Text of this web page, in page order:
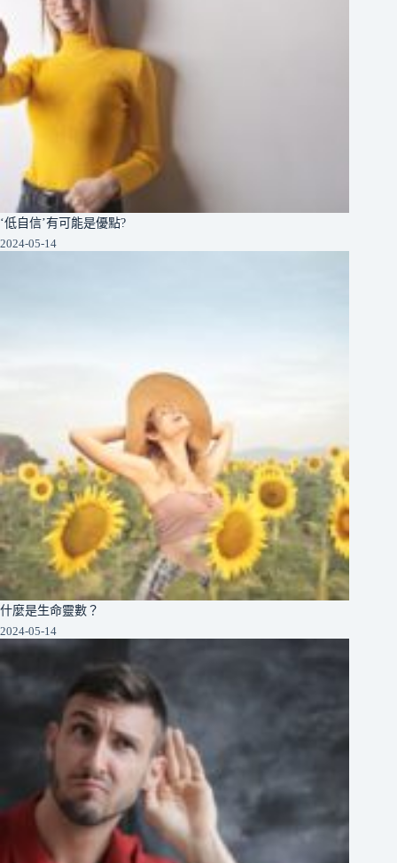
‘低自信’有可能是優點?
2024-05-14
什麼是生命靈數？
2024-05-14